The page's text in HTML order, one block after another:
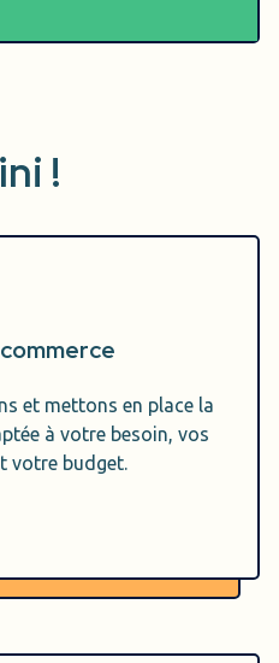
!
et mettons en place la
à votre besoin, vos
votre budget.